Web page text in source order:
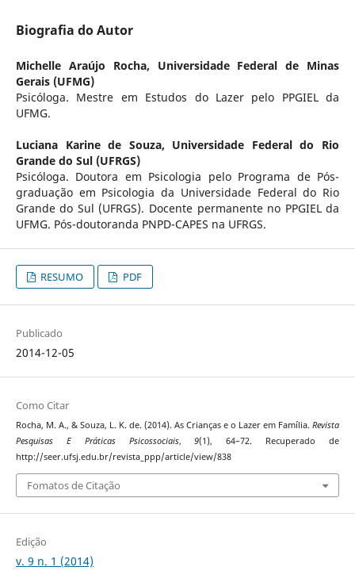
Biografia do Autor
Michelle Araújo Rocha, Universidade Federal de Minas
Gerais (UFMG)
Psicóloga. Mestre em Estudos do Lazer pelo PPGIEL da
UFMG.
Luciana Karine de Souza, Universidade Federal do Rio
Grande do Sul (UFRGS)
Psicóloga. Doutora em Psicologia pelo Programa de Pós-
graduação em Psicologia da Universidade Federal do Rio
Grande do Sul (UFRGS). Docente permanente no PPGIEL da
UFMG. Pós-doutoranda PNPD-CAPES na UFRGS.
RESUMO PDF
Publicado
2014-12-05
Como Citar
Rocha, M. A., & Souza, L. K. de. (2014). As Crianças e o Lazer em Família.Revista
Pesquisas E Práticas Psicossociais,9(1), 64–72. Recuperado de
http://seer.ufsj.edu.br/revista_ppp/article/view/838
Fomatos de Citação
Edição
v. 9 n. 1 (2014)